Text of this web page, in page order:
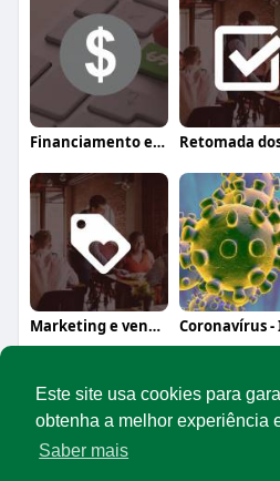
Este site usa cookies para
obtenha a melhor experiência
Saber mais
Financiamento e crédito
Marketing e vendas
© 2026 Rede
Início
Sobre